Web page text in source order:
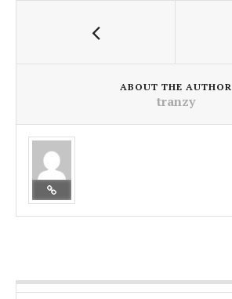
ABOUT THE AUTHOR
tranzy